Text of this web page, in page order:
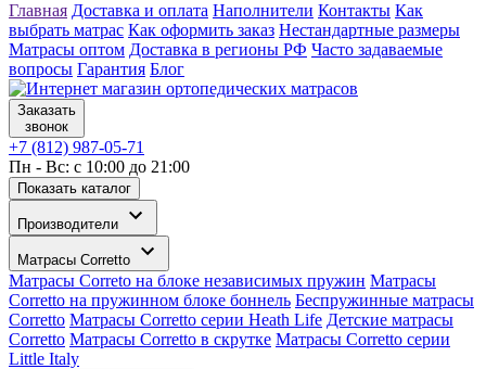
Главная Доставка и оплата Наполнители Контакты Как
выбрать матрас Как оформить заказ Нестандартные размеры
Матрасы оптом Доставка в регионы РФ Часто задаваемые
вопросы Гарантия Блог
Заказать
звонок
+7 (812) 987-05-71
Пн - Вс: с 10:00 до 21:00
Показать каталог
Производители
Матрасы Corretto
Матрасы Correto на блоке независимых пружин Матрасы
Corretto на пружинном блоке боннель Беспружинные матрасы
Corretto Матрасы Corretto серии Heath Life Детские матрасы
Corretto Матрасы Corretto в скрутке Матрасы Corretto серии
Little Italy